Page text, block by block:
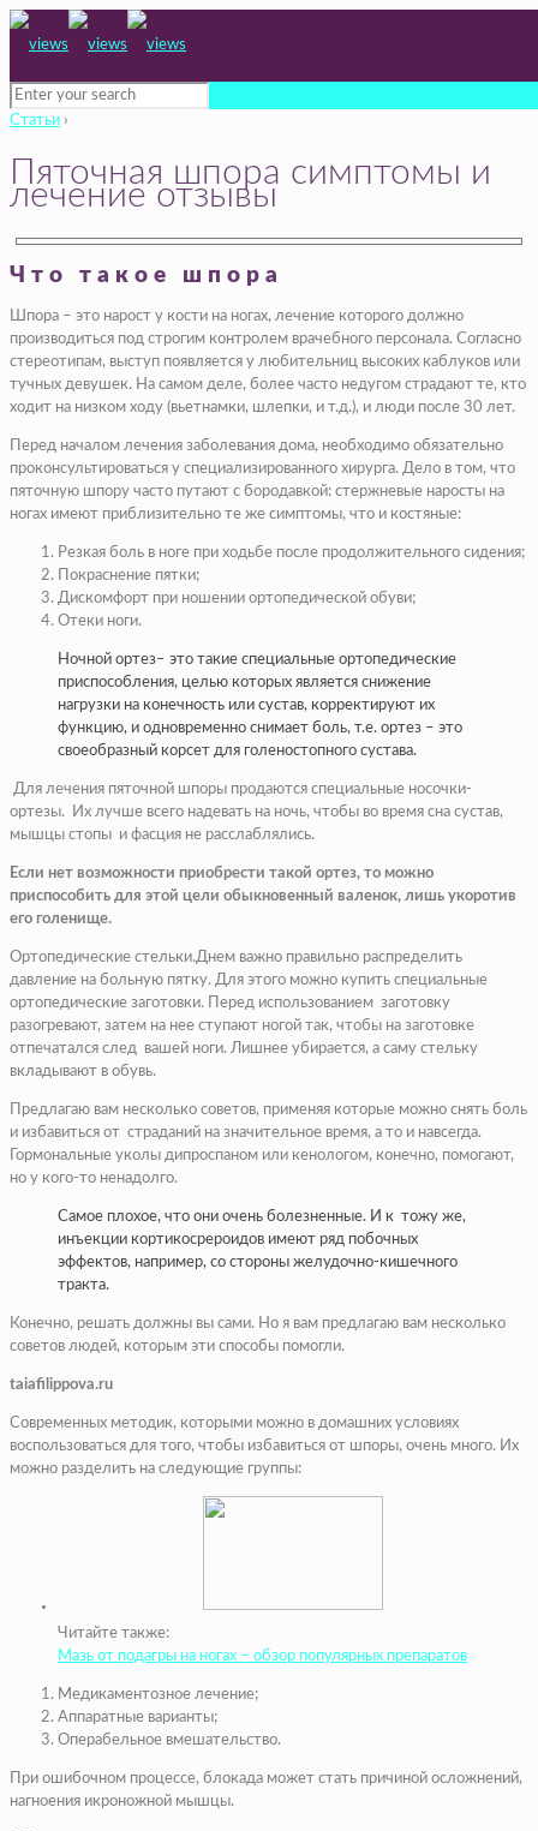
Статьи ›
Пяточная шпора симптомы и
лечение отзывы
Что такое шпора
Шпора – это нарост у кости на ногах, лечение которого должно
производиться под строгим контролем врачебного персонала. Согласно
стереотипам, выступ появляется у любительниц высоких каблуков или
тучных девушек. На самом деле, более часто недугом страдают те, кто
ходит на низком ходу (вьетнамки, шлепки, и т.д.), и люди после 30 лет.
Перед началом лечения заболевания дома, необходимо обязательно
проконсультироваться у специализированного хирурга. Дело в том, что
пяточную шпору часто путают с бородавкой: стержневые наросты на
ногах имеют приблизительно те же симптомы, что и костяные:
Резкая боль в ноге при ходьбе после продолжительного сидения;
Покраснение пятки;
Дискомфорт при ношении ортопедической обуви;
Отеки ноги.
Ночной ортез– это такие специальные ортопедические
приспособления, целью которых является снижение
нагрузки на конечность или сустав, корректируют их
функцию, и одновременно снимает боль, т.е. ортез – это
своеобразный корсет для голеностопного сустава.
Для лечения пяточной шпоры продаются специальные носочки-
ортезы. Их лучше всего надевать на ночь, чтобы во время сна сустав,
мышцы стопы и фасция не расслаблялись.
Если нет возможности приобрести такой ортез, то можно
приспособить для этой цели обыкновенный валенок, лишь укоротив
его голенище.
Ортопедические стельки.Днем важно правильно распределить
давление на больную пятку. Для этого можно купить специальные
ортопедические заготовки. Перед использованием заготовку
разогревают, затем на нее ступают ногой так, чтобы на заготовке
отпечатался след вашей ноги. Лишнее убирается, а саму стельку
вкладывают в обувь.
Предлагаю вам несколько советов, применяя которые можно снять боль
и избавиться от страданий на значительное время, а то и навсегда.
Гормональные уколы дипроспаном или кенологом, конечно, помогают,
но у кого-то ненадолго.
Самое плохое, что они очень болезненные. И к тожу же,
инъекции кортикосрероидов имеют ряд побочных
эффектов, например, со стороны желудочно-кишечного
тракта.
Конечно, решать должны вы сами. Но я вам предлагаю вам несколько
советов людей, которым эти способы помогли.
taiafilippova.ru
Современных методик, которыми можно в домашних условиях
воспользоваться для того, чтобы избавиться от шпоры, очень много. Их
можно разделить на следующие группы:
Читайте также:
Мазь от подагры на ногах – обзор популярных препаратов
Медикаментозное лечение;
Аппаратные варианты;
Операбельное вмешательство.
При ошибочном процессе, блокада может стать причиной осложнений,
нагноения икроножной мышцы.